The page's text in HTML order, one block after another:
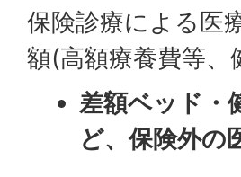
保険診療による医
額(高額療養費等
差額ベッド・
ど、保険外の